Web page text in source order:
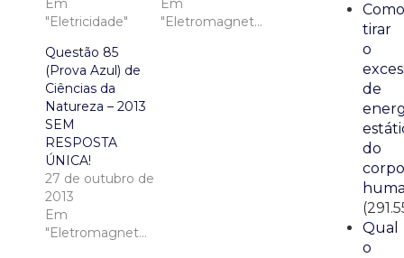
Em
"Eletricidade"
Em
"Eletromagnetismo"
Questão 85
(Prova Azul) de
Ciências da
Natureza – 2013
SEM
RESPOSTA
ÚNICA!
27 de outubro de
2013
Em
"Eletromagnetismo"
Como
tirar
o
de
do
corpo
Qual
o